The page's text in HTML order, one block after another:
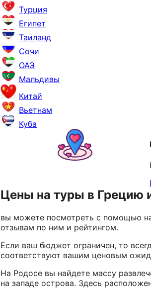
Турция
Египет
Таиланд
Сочи
ОАЭ
Мальдивы
Китай
Вьетнам
Куба
Цены на туры в Грецию
вы можете посмотреть с помощью
отзывам по ним и рейтингом.
Если ваш бюджет ограничен, то
соответствуют вашим ценовым
На Родосе вы найдете массу
на западе острова. Здесь